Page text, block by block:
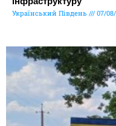
Український Південь 07/